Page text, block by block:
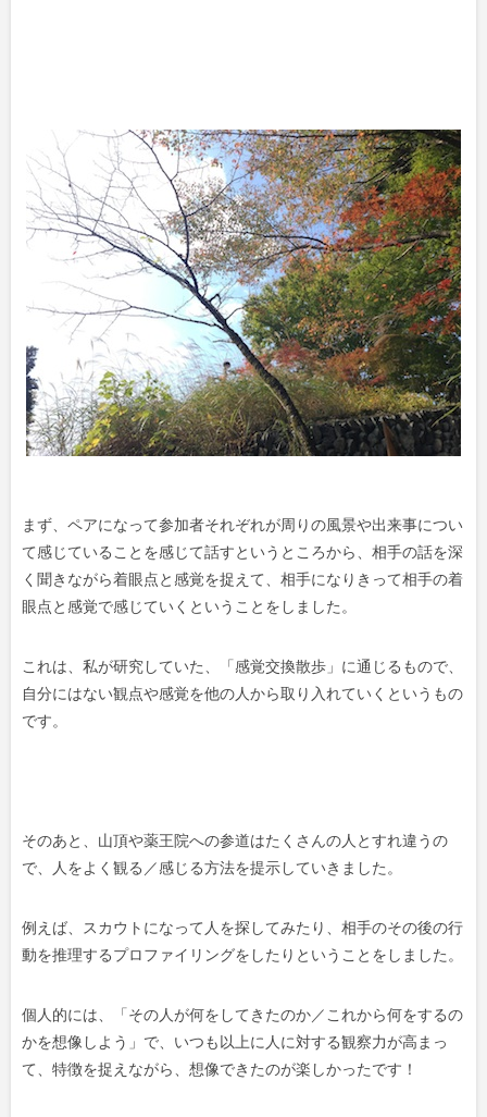
まず、ペアになって参加者それぞれが周りの風景や出来事につい
て感じていることを感じて話すというところから、相手の話を深
く聞きながら着眼点と感覚を捉えて、相手になりきって相手の着
眼点と感覚で感じていくということをしました。
これは、私が研究していた、「感覚交換散歩」に通じるもので、
自分にはない観点や感覚を他の人から取り入れていくというもの
です。
そのあと、山頂や薬王院への参道はたくさんの人とすれ違うの
で、人をよく観る／感じる方法を提示していきました。
例えば、スカウトになって人を探してみたり、相手のその後の行
動を推理するプロファイリングをしたりということをしました。
個人的には、「その人が何をしてきたのか／これから何をするの
かを想像しよう」で、いつも以上に人に対する観察力が高まっ
て、特徴を捉えながら、想像できたのが楽しかったです！